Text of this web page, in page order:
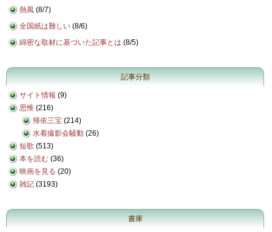
熱風 (8/7)
全国紙は難しい (8/6)
綿密な取材に基づいた記事とは (8/5)
記事分類
サイト情報 (9)
思惟 (216)
帰依三宝 (214)
水着撮影会騒動 (26)
短歌 (513)
本を読む (36)
映画を見る (20)
雑記 (3193)
書庫